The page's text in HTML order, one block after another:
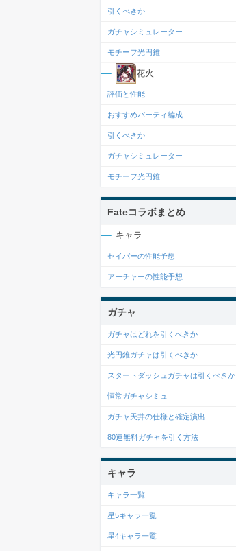
引くべきか
ガチャシミュレーター
モチーフ光円錐
花火
評価と性能
おすすめパーティ編成
引くべきか
ガチャシミュレーター
モチーフ光円錐
Fateコラボまとめ
キャラ
セイバーの性能予想
アーチャーの性能予想
ガチャ
ガチャはどれを引くべきか
光円錐ガチャは引くべきか
スタートダッシュガチャは引くべきか
恒常ガチャシミュ
ガチャ天井の仕様と確定演出
80連無料ガチャを引く方法
キャラ
キャラ一覧
星5キャラ一覧
星4キャラ一覧